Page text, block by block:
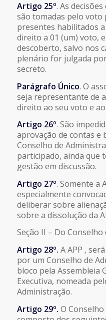
Artigo 25º. As
são tomadas pelo voto
presentes habilitados
direito a 01 (um) voto,
descoberto, salvo nos
plenário for julgada
secreto.
Parágrafo Único. O
seja representante de
direito ao seu voto e
Artigo 26º. São
aprovação de contas e
Conselho de
participado, ainda que
gestão em discussão.
Artigo 27º. Somente a
especialmente
deliberar sobre
sobre a dissolução da
Seção II – Do
Artigo 28º. A APP ‚
por um Conselho de
bloco pela Assembleia
Executiva, nomeada
Administração.
Artigo 29º. O